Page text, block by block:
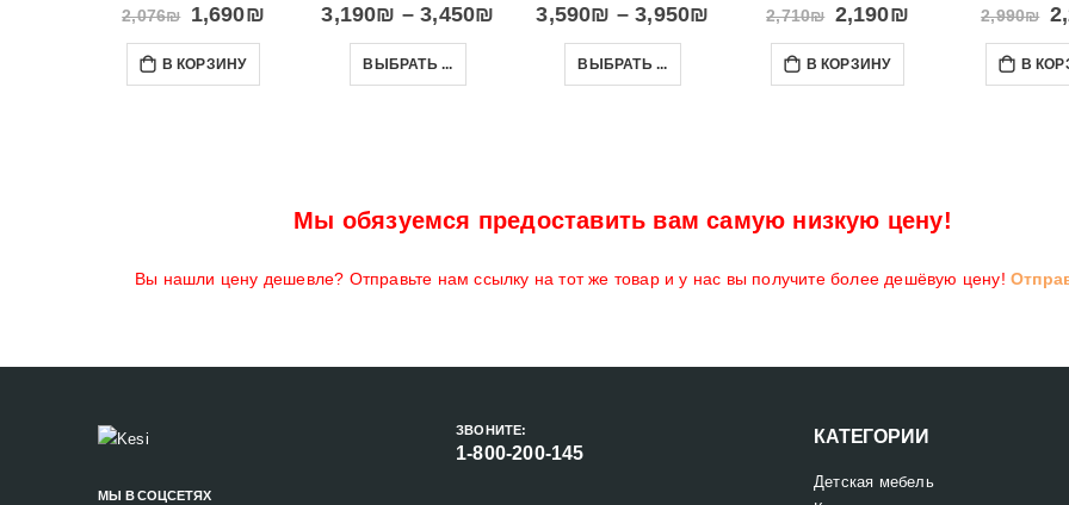
2,076₪ 1,690₪
В КОРЗИНУ
3,190₪ –3,450₪
ВЫБРАТЬ ...
3,590₪ –3,950₪
ВЫБРАТЬ ...
2,710₪ 2,190₪
В КОРЗИНУ
2,990₪
В
Мы обязуемся предоставить вам самую низкую цену!
Вы нашли цену дешевле? Отправьте нам ссылку на тот же товар и у нас вы получите более дешёвую цену!
МЫ В СОЦСЕТЯХ
ЗВОНИТЕ:
1-800-200-145
КАТЕГОРИИ
Детская мебель